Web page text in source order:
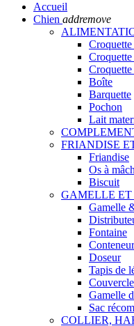
Accueil
Chien addremove
Boîte
Barquette
Pochon
Lait
FRIANDISE
Friandise
Os à
Biscuit
GAMELLE ET
Gamelle
Fontaine
Conteneur
Doseur
Tapis de
Couvercle
Gamelle
Sac
COLLIER,